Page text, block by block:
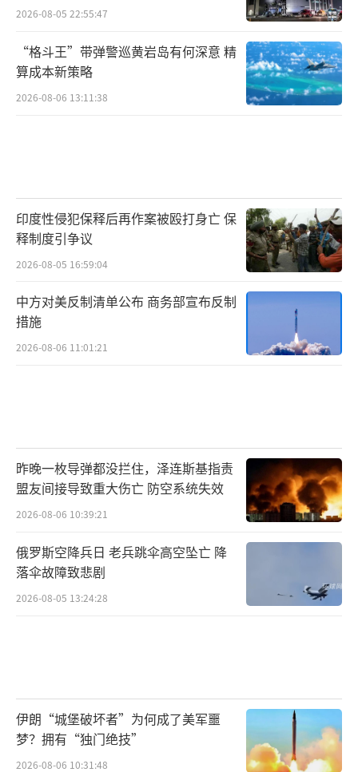
2026-08-05 22:55:47
“格斗王”带弹警巡黄岩岛有何深意 精
算成本新策略
2026-08-06 13:11:38
印度性侵犯保释后再作案被殴打身亡 保
释制度引争议
2026-08-05 16:59:04
中方对美反制清单公布 商务部宣布反制
措施
2026-08-06 11:01:21
昨晚一枚导弹都没拦住，泽连斯基指责
盟友间接导致重大伤亡 防空系统失效
2026-08-06 10:39:21
俄罗斯空降兵日 老兵跳伞高空坠亡 降
落伞故障致悲剧
2026-08-05 13:24:28
伊朗“城堡破坏者”为何成了美军噩
梦？拥有“独门绝技”
2026-08-06 10:31:48